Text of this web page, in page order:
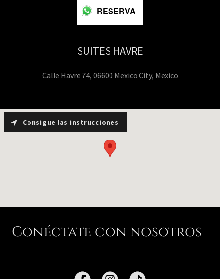
RESERVA
SUITES HAVRE
Calle Havre 74, 06600 Mexico City, Mexico
Consigue las instrucciones
Conéctate con nosotros